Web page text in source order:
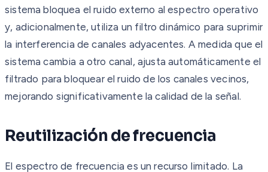
sistema bloquea el ruido externo al espectro operativo
y, adicionalmente, utiliza un filtro dinámico para suprimir
la interferencia de canales adyacentes. A medida que el
sistema cambia a otro canal, ajusta automáticamente el
filtrado para bloquear el ruido de los canales vecinos,
mejorando significativamente la calidad de la señal.
Reutilización de frecuencia
El espectro de frecuencia es un recurso limitado. La